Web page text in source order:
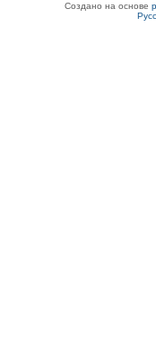
Создано на основе